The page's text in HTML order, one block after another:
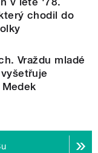
chodil do
Vraždu mladé